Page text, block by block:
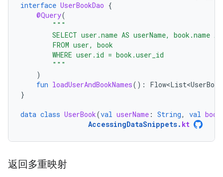
interface UserBookDao {
@Query(
"""
SELECT user.name AS userName, book.name
        FROM user, book
        WHERE user.id = book.user_id
        """
)
fun loadUserAndBookNames():
}
data class UserBook(val userName : String, val
AccessingDataSnippets. kt
返回多重映射